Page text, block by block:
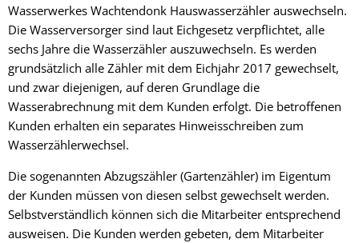
Wasserwerkes Wachtendonk Hauswasserzähler auswechseln.
Die Wasserversorger sind laut Eichgesetz verpflichtet, alle
sechs Jahre die Wasserzähler auszuwechseln. Es werden
grundsätzlich alle Zähler mit dem Eichjahr 2017 gewechselt,
und zwar diejenigen, auf deren Grundlage die
Wasserabrechnung mit dem Kunden erfolgt. Die betroffenen
Kunden erhalten ein separates Hinweisschreiben zum
Wasserzählerwechsel.
Die sogenannten Abzugszähler (Gartenzähler) im Eigentum
der Kunden müssen von diesen selbst gewechselt werden.
Selbstverständlich können sich die Mitarbeiter entsprechend
ausweisen. Die Kunden werden gebeten, dem Mitarbeiter